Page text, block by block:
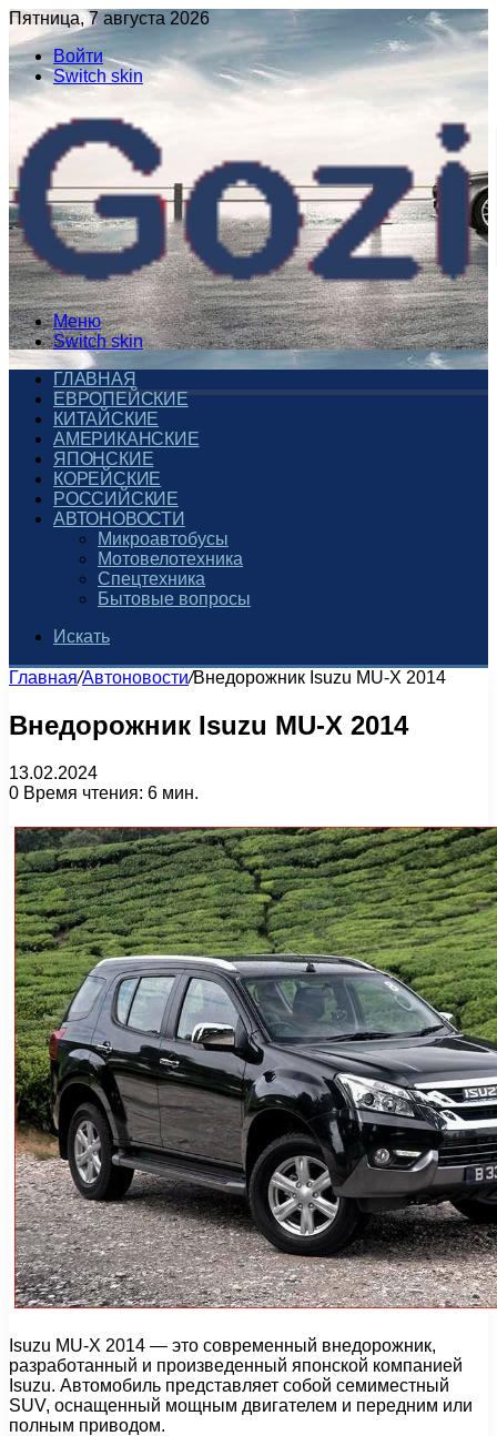
Пятница, 7 августа 2026
Войти
Switch skin
Меню
Switch skin
ГЛАВНАЯ
ЕВРОПЕЙСКИЕ
КИТАЙСКИЕ
АМЕРИКАНСКИЕ
ЯПОНСКИЕ
КОРЕЙСКИЕ
РОССИЙСКИЕ
АВТОНОВОСТИ
Микроавтобусы
Мотовелотехника
Спецтехника
Бытовые вопросы
Искать
Главная/Автоновости/Внедорожник Isuzu MU-X 2014
Внедорожник Isuzu MU-X 2014
13.02.2024
0 Время чтения: 6 мин.
Isuzu MU-X 2014 — это современный внедорожник,
разработанный и произведенный японской компанией
Isuzu. Автомобиль представляет собой семиместный
SUV, оснащенный мощным двигателем и передним или
полным приводом.